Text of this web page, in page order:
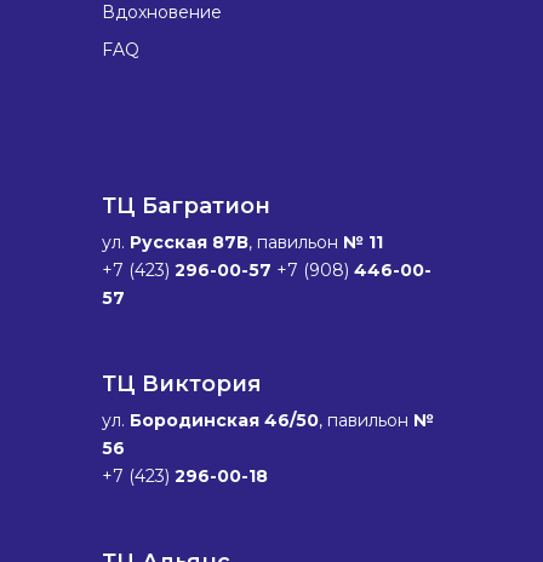
Вдохновение
FAQ
ТЦ Багратион
ул. Русская 87В, павильон № 11
+7 (423) 296-00-57 +7 (908) 446-00-
57
ТЦ Виктория
ул. Бородинская 46/50, павильон №
56
+7 (423) 296-00-18